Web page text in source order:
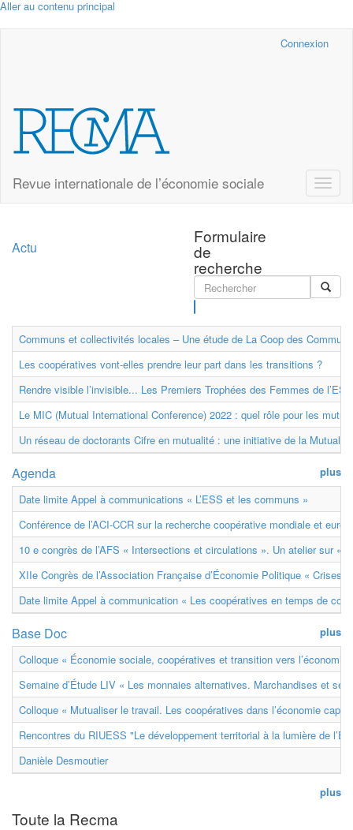
Aller au contenu principal
Connexion
Revue internationale de l’économie sociale
Toggle
Formulaire
de
recherche
Actu
Communs et collectivités locales – Une étude de La Coop des
Les coopératives vont-elles prendre leur part dans les transitions ?
Rendre visible l’invisible... Les Premiers Trophées des Femmes de
Le MIC (Mutual International Conference) 2022 : quel rôle pour les
Un réseau de doctorants Cifre en mutualité : une initiative de la
plus
Agenda
Date limite Appel à communications « L’ESS et les communs »
Conférence de l’ACI-CCR sur la recherche coopérative mondiale et
10 e congrès de l’AFS « Intersections et circulations ». Un atelier sur «
XIIe Congrès de l’Association Française d’Économie Politique « Crises
Date limite Appel à communication « Les coopératives en temps de
plus
Base Doc
Colloque « Économie sociale, coopératives et transition vers
Semaine d’Étude LIV « Les monnaies alternatives. Marchandises et
Colloque « Mutualiser le travail. Les coopératives dans l’économie
Rencontres du RIUESS "Le développement territorial à la lumière de
Danièle Desmoutier
plus
Toute la Recma